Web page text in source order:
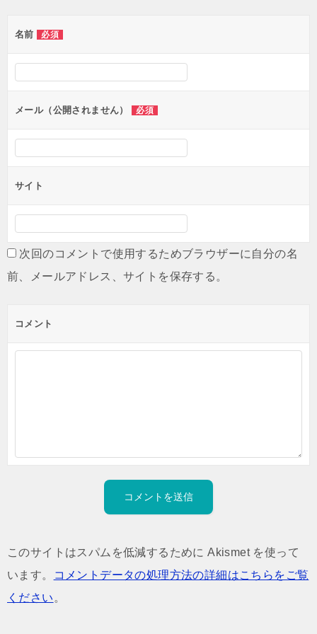
ー
シ
ン
名前 必須
メール（公開されません） 必須
サイト
次回のコメントで使用するためブラウザーに自分の名
前、メールアドレス、サイトを保存する。
コメント
このサイトはスパムを低減するために Akismet を使って
います。
コメントデータの処理方法の詳細はこちらをご覧
ください 。